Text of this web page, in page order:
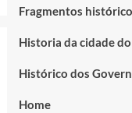
Fragmentos
Historia da cidade
Histórico dos
Home